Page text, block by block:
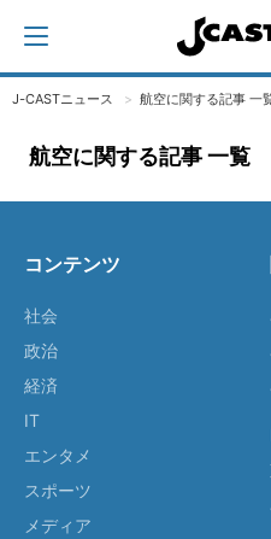
J-CASTニュース 航空に関する記事 一
航空に関する記事 一覧
コンテンツ
社会
政治
経済
IT
エンタメ
スポーツ
メディア